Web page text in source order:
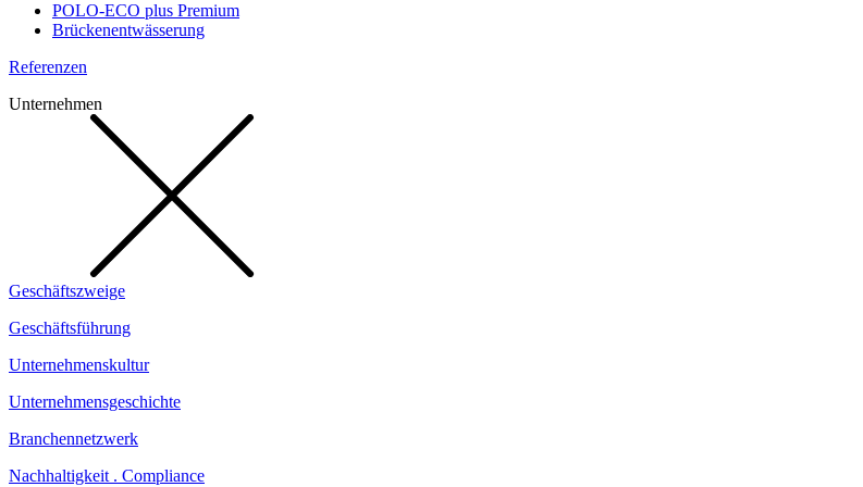
POLO-ECO plus Premium
Brückenentwässerung
Referenzen
Unternehmen
Geschäftszweige
Geschäftsführung
Unternehmenskultur
Unternehmensgeschichte
Branchennetzwerk
Nachhaltigkeit . Compliance